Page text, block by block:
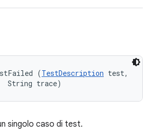
(TestDescription test,
String trace)
singolo caso di test.